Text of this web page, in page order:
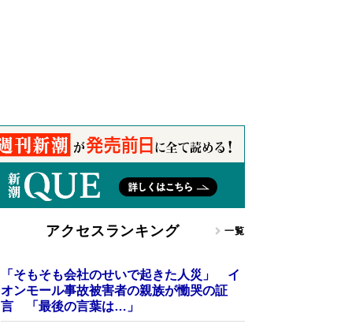
アクセスランキング 一覧
「そもそも会社のせいで起きた人災」 イ
オンモール事故被害者の親族が慟哭の証
言 「最後の言葉は…」